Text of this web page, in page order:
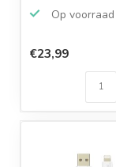
Op voorraad
€23,99